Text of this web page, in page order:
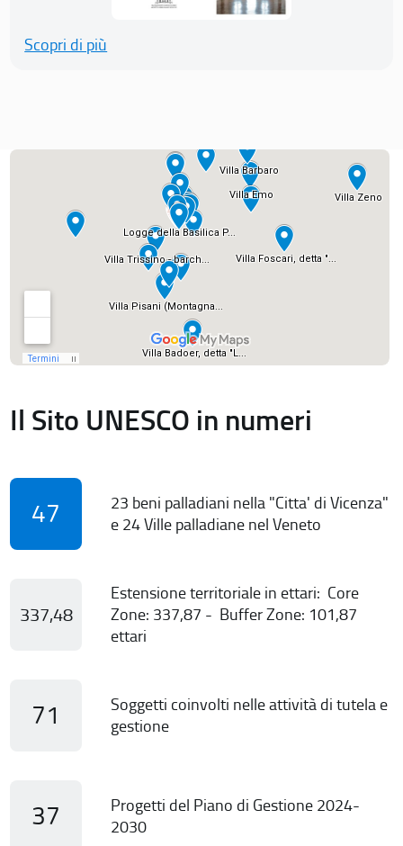
Scopri di più
Il Sito UNESCO in numeri
47
23 beni palladiani nella "Citta' di Vicenza"
e 24 Ville palladiane nel Veneto
337,48
Estensione territoriale in ettari: Core
Zone: 337,87 - Buffer Zone: 101,87
ettari
71
Soggetti coinvolti nelle attività di tutela e
gestione
37
Progetti del Piano di Gestione 2024-
2030